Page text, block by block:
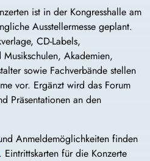
ist in der Kongresshalle am
Ausstellermesse geplant.
CD-Labels,
Akademien,
sowie Fachverbände stellen
vor. Ergänzt wird das Forum
Präsentationen an den
Anmeldemöglichkeiten finden
. Eintrittskarten für die Konzerte